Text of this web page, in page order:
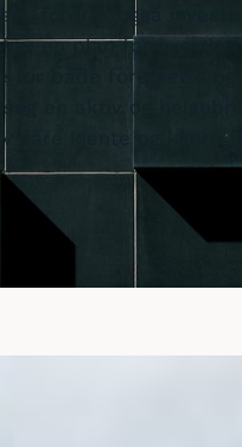
fordrer også
en plan for
for både forutsette
en aktiv og
våre kjente og kjære